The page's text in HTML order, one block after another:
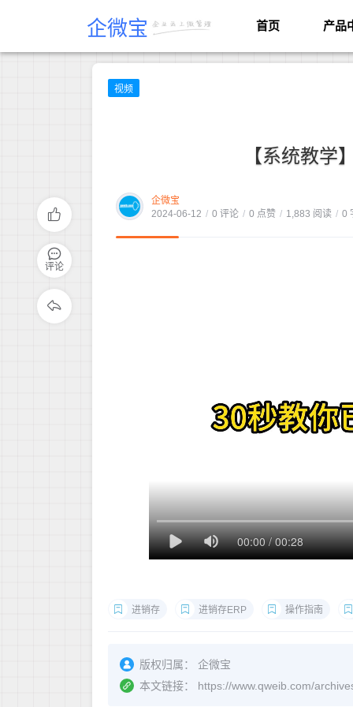
企微宝 首页 产品
视频
【系统教学
企微宝
2024-06-12 / 0 评论 / 0 点赞 / 1,883 阅读 / 0
进销存 进销存ERP 操作指南
版权归属：
企微宝
本文链接：
https://www.qweib.com/
评论